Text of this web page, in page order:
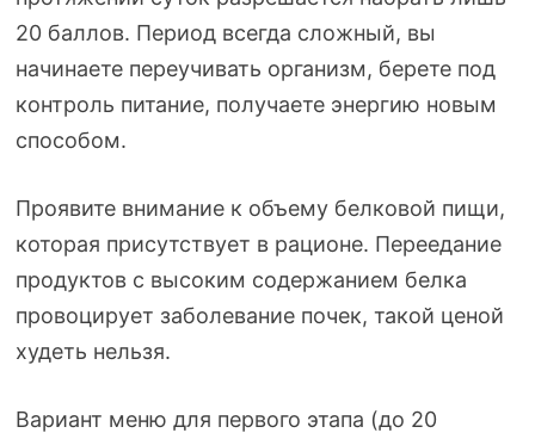
20 баллов. Период всегда сложный, вы
начинаете переучивать организм, берете под
контроль питание, получаете энергию новым
способом.
Проявите внимание к объему белковой пищи,
которая присутствует в рационе. Переедание
продуктов с высоким содержанием белка
провоцирует заболевание почек, такой ценой
худеть нельзя.
Вариант меню для первого этапа (до 20